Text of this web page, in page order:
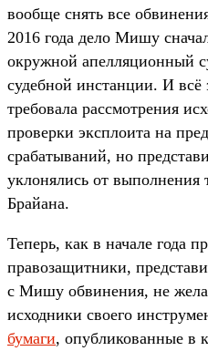
вообще снять все
2016 года дело Мишу
окружной апелляционный
судебной инстанции. И
требовала рассмотрения
проверки эксплоита на
срабатываний, но
уклонялись от выполнения
Брайана.
Теперь, как в начале года
правозащитники,
с Мишу обвинения, не
исходники своего
бумаги, опубликованные в